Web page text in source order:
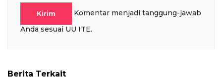
Kirim
Komentar menjadi tanggung-jawab
Anda sesuai UU ITE.
Berita Terkait